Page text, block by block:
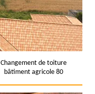
Changement de toiture
bâtiment agricole 80